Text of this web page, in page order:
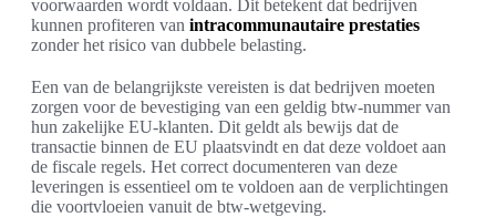
voorwaarden wordt voldaan. Dit betekent dat bedrijven
kunnen profiteren van intracommunautaire prestaties
zonder het risico van dubbele belasting.
Een van de belangrijkste vereisten is dat bedrijven moeten
zorgen voor de bevestiging van een geldig btw-nummer van
hun zakelijke EU-klanten. Dit geldt als bewijs dat de
transactie binnen de EU plaatsvindt en dat deze voldoet aan
de fiscale regels. Het correct documenteren van deze
leveringen is essentieel om te voldoen aan de verplichtingen
die voortvloeien vanuit de btw-wetgeving.